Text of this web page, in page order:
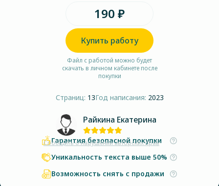
190 ₽
Купить работу
Файл с работой можно будет
скачать в личном кабинете после
покупки
Страниц: 13Год написания: 2023
Райкина Екатерина
Сообщить о нарушении авторских прав
Гарантия безопасной покупки
Уникальность текста выше 50%
Возможность снять с продажи